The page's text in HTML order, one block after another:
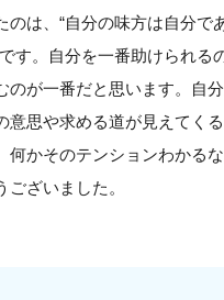
は、“自分の味方は自分
。自分を一番助けられる
のが一番だと思います。自
思や求める道が見えてくる
何かそのテンションわかる
ざいました。